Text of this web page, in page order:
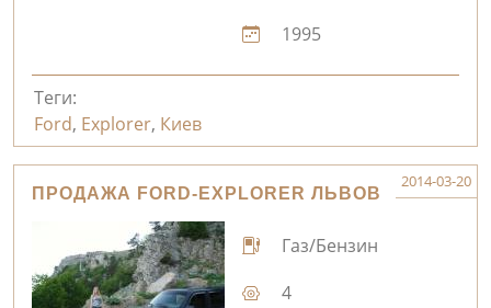
1995
Теги:
Ford, Explorer, Киев
ПРОДАЖА FORD-EXPLORER ЛЬВОВ
2014-03-20
Газ/Бензин
4